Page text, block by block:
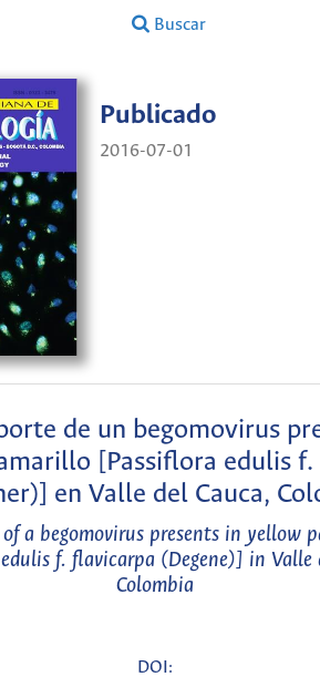
Buscar
Publicado
2016-07-01
de un begomovirus
[Passiflora edulis
en Valle del Cauca,
a begomovirus presents in yellow
f. flavicarpa (Degene)] in Valle
Colombia
DOI: